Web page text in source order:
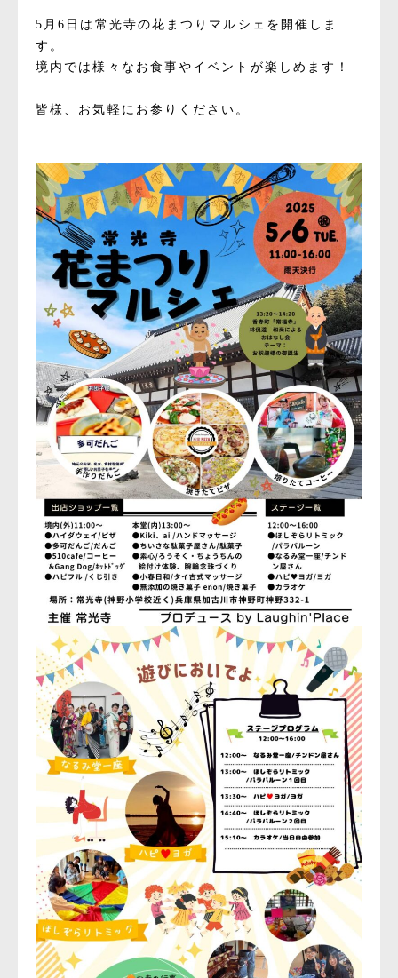
5月6日は常光寺の花まつりマルシェを開催しま
す。
境内では様々なお食事やイベントが楽しめます！
皆様、お気軽にお参りください。